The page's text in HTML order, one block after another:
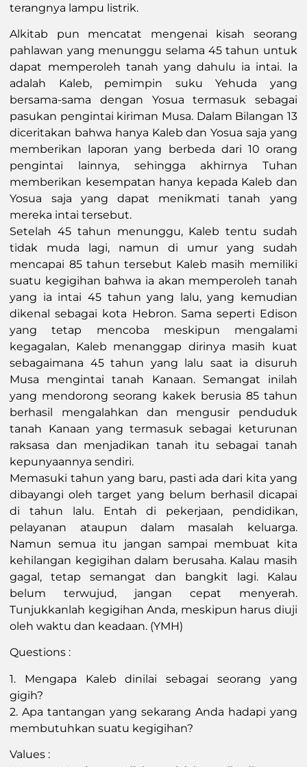
terangnya lampu listrik.
Alkitab pun mencatat mengenai kisah seorang
pahlawan yang menunggu selama 45 tahun untuk
dapat memperoleh tanah yang dahulu ia intai. Ia
adalah Kaleb, pemimpin suku Yehuda yang
bersama-sama dengan Yosua termasuk sebagai
pasukan pengintai kiriman Musa. Dalam Bilangan 13
diceritakan bahwa hanya Kaleb dan Yosua saja yang
memberikan laporan yang berbeda dari 10 orang
pengintai lainnya, sehingga akhirnya Tuhan
memberikan kesempatan hanya kepada Kaleb dan
Yosua saja yang dapat menikmati tanah yang
mereka intai tersebut.
Setelah 45 tahun menunggu, Kaleb tentu sudah
tidak muda lagi, namun di umur yang sudah
mencapai 85 tahun tersebut Kaleb masih memiliki
suatu kegigihan bahwa ia akan memperoleh tanah
yang ia intai 45 tahun yang lalu, yang kemudian
dikenal sebagai kota Hebron. Sama seperti Edison
yang tetap mencoba meskipun mengalami
kegagalan, Kaleb menanggap dirinya masih kuat
sebagaimana 45 tahun yang lalu saat ia disuruh
Musa mengintai tanah Kanaan. Semangat inilah
yang mendorong seorang kakek berusia 85 tahun
berhasil mengalahkan dan mengusir penduduk
tanah Kanaan yang termasuk sebagai keturunan
raksasa dan menjadikan tanah itu sebagai tanah
kepunyaannya sendiri.
Memasuki tahun yang baru, pasti ada dari kita yang
dibayangi oleh target yang belum berhasil dicapai
di tahun lalu. Entah di pekerjaan, pendidikan,
pelayanan ataupun dalam masalah keluarga.
Namun semua itu jangan sampai membuat kita
kehilangan kegigihan dalam berusaha. Kalau masih
gagal, tetap semangat dan bangkit lagi. Kalau
belum terwujud, jangan cepat menyerah.
Tunjukkanlah kegigihan Anda, meskipun harus diuji
oleh waktu dan keadaan. (YMH)
Questions :
1. Mengapa Kaleb dinilai sebagai seorang yang
gigih?
2. Apa tantangan yang sekarang Anda hadapi yang
membutuhkan suatu kegigihan?
Values :